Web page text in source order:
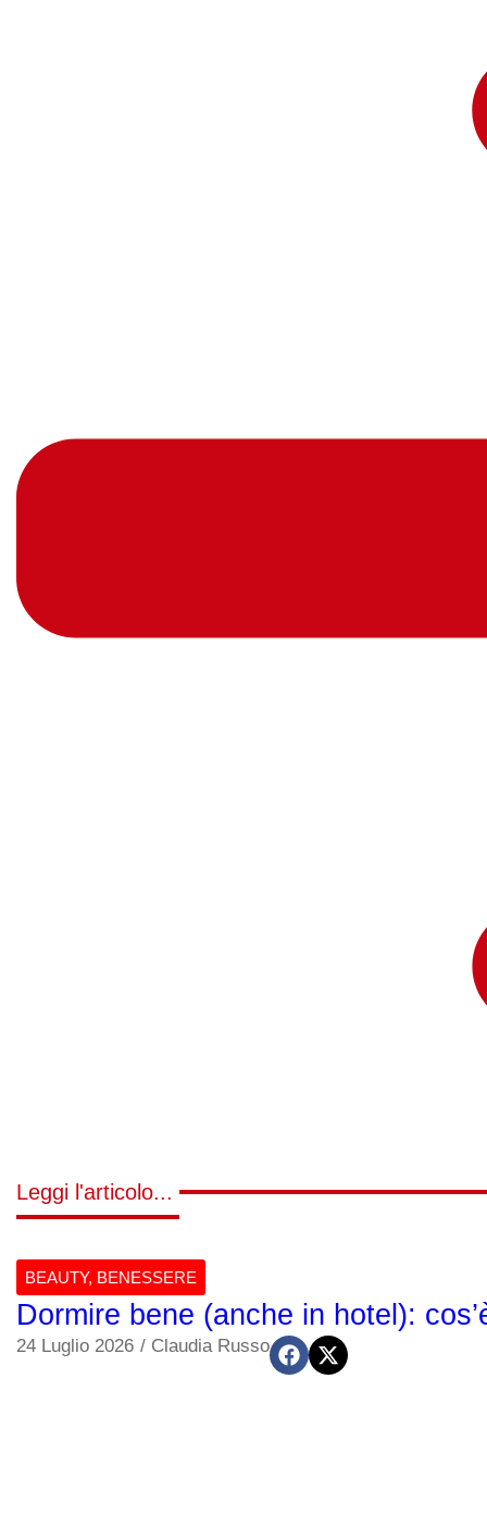
Leggi l'articolo...
BEAUTY, BENESSERE
Dormire bene (anche in hotel):
24 Luglio 2026 / Claudia Russo